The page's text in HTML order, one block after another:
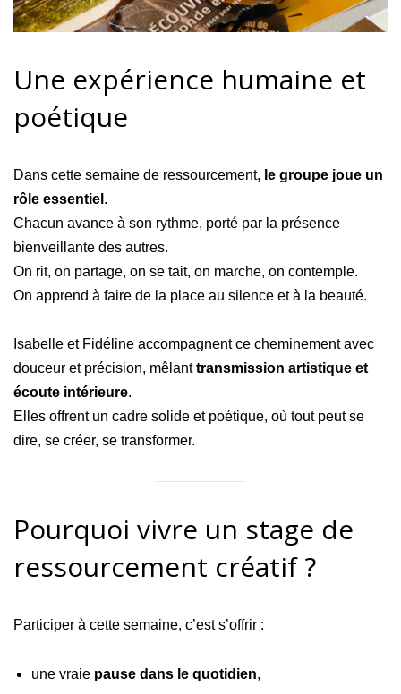
Une expérience humaine et
poétique
Dans cette semaine de ressourcement, le groupe joue un
rôle essentiel .
Chacun avance à son rythme, porté par la présence
bienveillante des autres.
On rit, on partage, on se tait, on marche, on contemple.
On apprend à faire de la place au silence et à la beauté.
Isabelle et Fidéline accompagnent ce cheminement avec
douceur et précision, mêlanttransmission artistique et
écoute intérieure.
Elles offrent un cadre solide et poétique, où tout peut se
dire, se créer, se transformer.
Pourquoi vivre un stage de
ressourcement créatif ?
Participer à cette semaine, c’est s’offrir :
une vraie pause dans le quotidien,